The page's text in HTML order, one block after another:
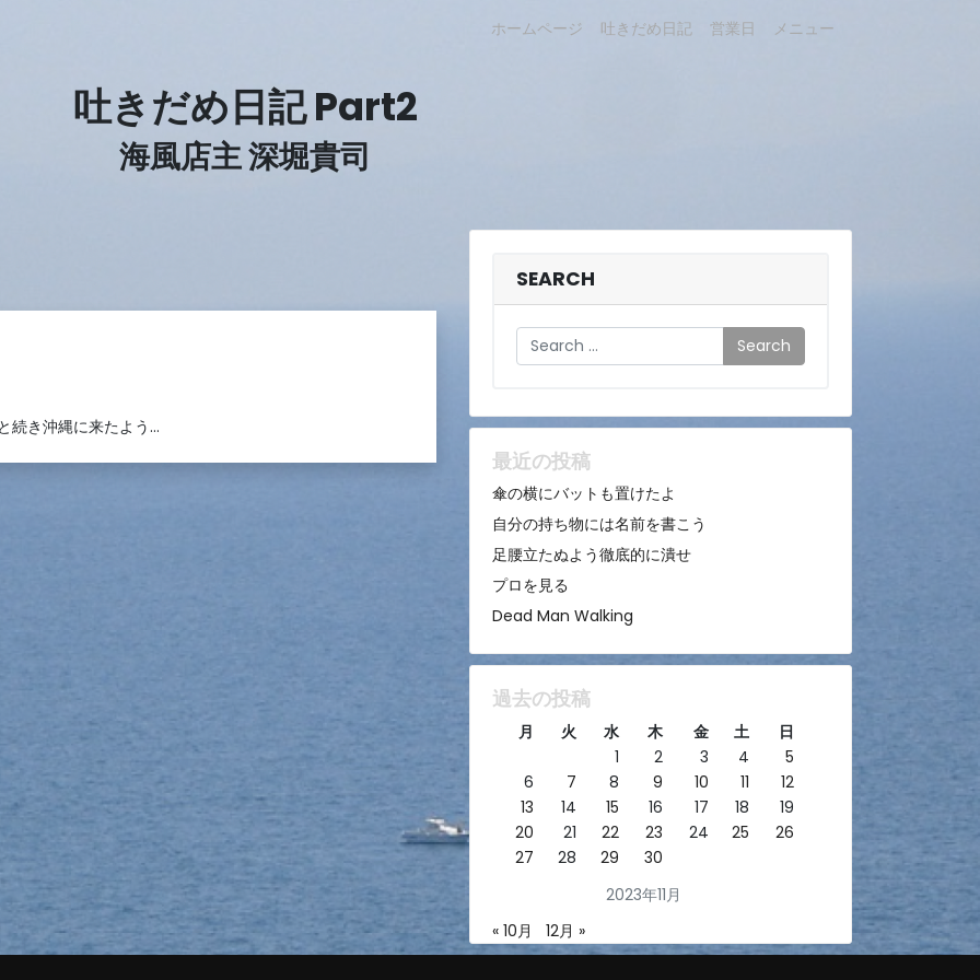
ホームページ 吐きだめ日記 営業日 メニュー
吐きだめ日記 Part2
海風店主 深堀貴司
続き沖縄に来たよう…
SEARCH
Search
最近の投稿
傘の横にバットも置けたよ
自分の持ち物には名前を書こう
足腰立たぬよう徹底的に潰せ
プロを見る
Dead Man Walking
過去の投稿
2023年11月
月 火 水 木 金 土
日
1
2 3 4
5
6
7 8 9 10 11
12
13
14 15 16 17 18
19
20
21 22 23 24 25
26
27
28 29 30
« 10月 12月 »